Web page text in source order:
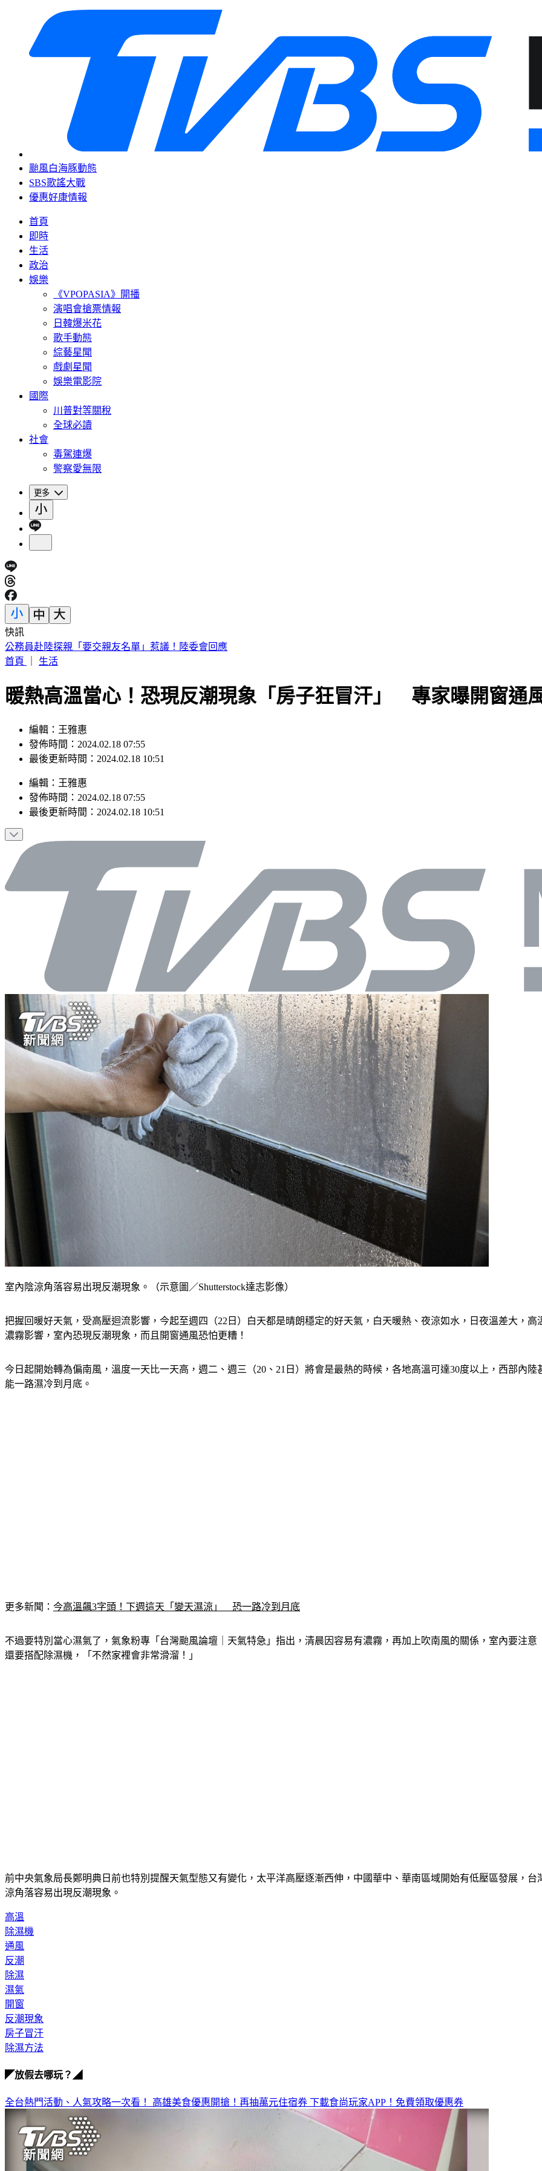
颱風白海豚動態
SBS歌謠大戰
優惠好康情報
首頁
即時
生活
政治
娛樂
《VPOPASIA》開播
演唱會搶票情報
日韓爆米花
歌手動態
綜藝星聞
戲劇星聞
娛樂電影院
國際
川普對等關稅
全球必讀
社會
毒駕連爆
警察愛無限
更多
快訊
王子不倫粿粿慘賠百萬！停工9個月「二度發文」
首頁
生活
暖熱高溫當心！恐現反潮現象「房子狂冒汗」 專家曝開窗通
編輯：王雅惠
發佈時間：2024.02.18 07:55
最後更新時間：2024.02.18 10:51
編輯 ： 王雅惠
發佈時間： 2024.02.18 07:55
最後更新時間： 2024.02.18 10:51
室內陰涼角落容易出現反潮現象。（示意圖／Shutterstock達志影像）
把握回暖好天氣，受高壓迴流影響，今起至週四（22日）白天都是晴朗穩定的好天氣，白天暖熱、夜涼如水，日夜溫差大，
濃霧影響，室內恐現反潮現象，而且開窗通風恐怕更糟！
今日起開始轉為偏南風，溫度一天比一天高，週二、週三（20、21日）將會是最熱的時候，各地高溫可達30度以上，西部內
能一路濕冷到月底。
更多新聞： 今高溫飆3字頭！下週這天「變天濕涼」　恐一路冷到月底
不過要特別當心濕氣了，氣象粉專「台灣颱風論壇｜天氣特急」指出，清晨因容易有濃霧，再加上吹南風的關係，室內要注
還要搭配除濕機，「不然家裡會非常滑溜！」
前中央氣象局長鄭明典日前也特別提醒天氣型態又有變化，太平洋高壓逐漸西伸，中國華中、華南區域開始有低壓區發展，
涼角落容易出現反潮現象。
高溫
除濕機
通風
反潮
除濕
濕氣
開窗
反潮現象
房子冒汗
除濕方法
◤放假去哪玩？◢
全台熱門活動、人氣攻略一次看！ 高雄美食優惠開搶！再抽萬元住宿券 下載食尚玩家APP！免費領取優惠券